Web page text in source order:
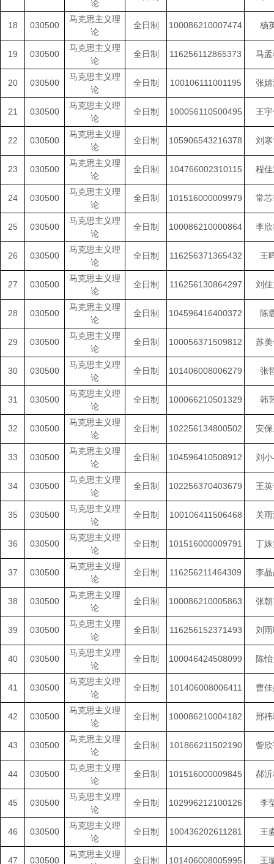
论
18 030500
马克思主义理
论
全日制 100086210007474 杨
19 030500
马克思主义理
论
全日制 116256112865373 马
20 030500
马克思主义理
论
全日制 100106111001195 张
21 030500
马克思主义理
论
全日制 100056110500495 王
22 030500
马克思主义理
论
全日制 105906543216378 刘
23 030500
马克思主义理
论
全日制 104766002310115 程
24 030500
马克思主义理
论
全日制 101516000009979 常
25 030500
马克思主义理
论
全日制 100086210000864 李
26 030500
马克思主义理
论
全日制 116256371365432 王
27 030500
马克思主义理
论
全日制 116256130864297 刘
28 030500
马克思主义理
论
全日制 104596416400372 陈
29 030500
马克思主义理
论
全日制 100056371509812 苏
30 030500
马克思主义理
论
全日制 101406008006279 张
31 030500
马克思主义理
论
全日制 100066210501329 韩
32 030500
马克思主义理
论
全日制 102256134800502 安
33 030500
马克思主义理
论
全日制 104596410508912 刘
34 030500
马克思主义理
论
全日制 102256370403679 王
35 030500
马克思主义理
论
全日制 100106411506468 关
36 030500
马克思主义理
论
全日制 101516000009791 丁
37 030500
马克思主义理
论
全日制 116256211464309 李
38 030500
马克思主义理
论
全日制 100086210005863 张
39 030500
马克思主义理
论
全日制 116256152371493 刘
40 030500
马克思主义理
论
全日制 100046424508099 陈
41 030500
马克思主义理
论
全日制 101406008006411 曹
42 030500
马克思主义理
论
全日制 100086210004182 邢
43 030500
马克思主义理
论
全日制 101866211502190 訾
44 030500
马克思主义理
论
全日制 101516000009845 郝
45 030500
马克思主义理
论
全日制 102996212100126 李
46 030500
马克思主义理
论
全日制 100436202611281 王
47 030500
马克思主义理
全日制 101406008005995 王